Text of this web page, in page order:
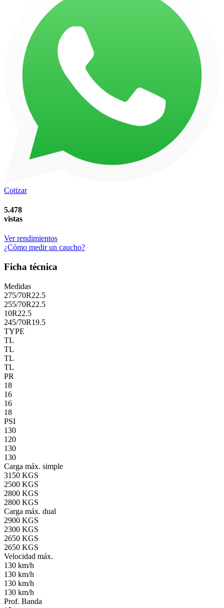
Cotizar
5.478
vistas
Ver rendimientos
¿Cómo medir un caucho?
Ficha técnica
Medidas
275/70R22.5
255/70R22.5
10R22.5
245/70R19.5
TYPE
TL
TL
TL
TL
PR
18
16
16
18
PSI
130
120
130
130
Carga máx. simple
3150 KGS
2500 KGS
2800 KGS
2800 KGS
Carga máx. dual
2900 KGS
2300 KGS
2650 KGS
2650 KGS
Velocidad máx.
130 km/h
130 km/h
130 km/h
130 km/h
Prof. Banda